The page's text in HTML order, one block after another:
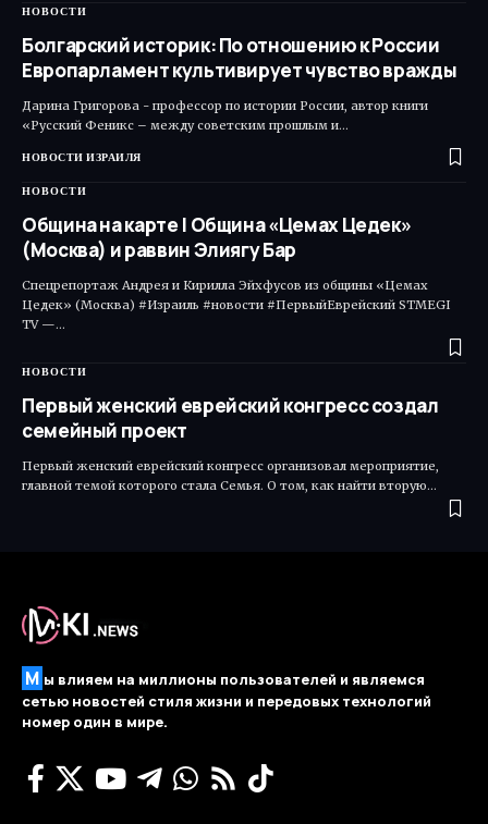
НОВОСТИ
Болгарский историк: По отношению к России
Европарламент культивирует чувство вражды
Дарина Григорова - профессор по истории России, автор книги
«Русский Феникс – между советским прошлым и…
НОВОСТИ ИЗРАИЛЯ
НОВОСТИ
Община на карте | Община «Цемах Цедек»
(Москва) и раввин Элиягу Бар
Спецрепортаж Андрея и Кирилла Эйхфусов из общины «Цемах
Цедек» (Москва) #Израиль #новости #ПервыйЕврейский STMEGI
TV —…
НОВОСТИ
Первый женский еврейский конгресс создал
семейный проект
Первый женский еврейский конгресс организовал мероприятие,
главной темой которого стала Семья. О том, как найти вторую…
М ы влияем на миллионы пользователей и являемся
сетью новостей стиля жизни и передовых технологий
номер один в мире.